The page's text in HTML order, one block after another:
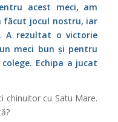
acest meci, am
făcut jocul nostru, iar
A rezultat o victorie
meci bun și pentru
Echipa a jucat
chinuitor cu Satu Mare.